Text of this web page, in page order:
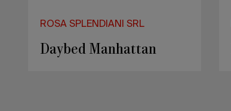
ROSA SPLENDIANI SRL
Daybed Manhattan